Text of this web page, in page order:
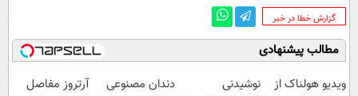
‌گزارش خطا در خبر
مطالب پیشنهادی
ویدیو هولناک از
نوشیدنی
دندان مصنوعی
آرتروز مفاصل